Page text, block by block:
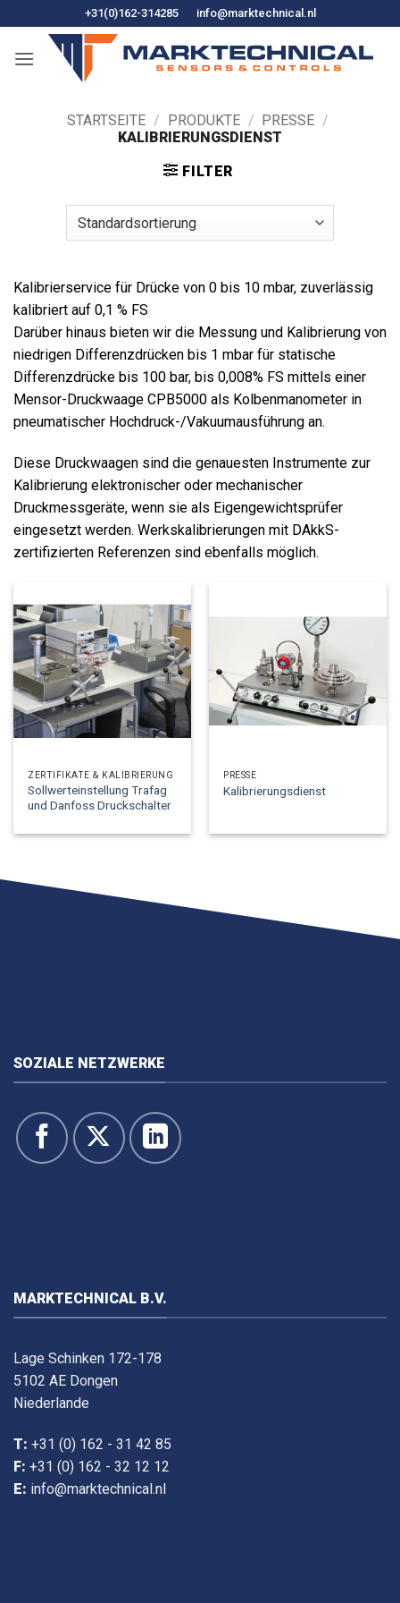
Inhalt
springen
+31(0)162-314285 info@marktechnical.nl
STARTSEITE / PRODUKTE / PRESSE /
KALIBRIERUNGSDIENST
FILTER
Kalibrierservice für Drücke von 0 bis 10 mbar, zuverlässig
kalibriert auf 0,1 % FS
Darüber hinaus bieten wir die Messung und Kalibrierung von
niedrigen Differenzdrücken bis 1 mbar für statische
Differenzdrücke bis 100 bar, bis 0,008% FS mittels einer
Mensor-Druckwaage CPB5000 als Kolbenmanometer in
pneumatischer Hochdruck-/Vakuumausführung an.
Diese Druckwaagen sind die genauesten Instrumente zur
Kalibrierung elektronischer oder mechanischer
Druckmessgeräte, wenn sie als Eigengewichtsprüfer
eingesetzt werden. Werkskalibrierungen mit DAkkS-
zertifizierten Referenzen sind ebenfalls möglich.
ZERTIFIKATE & KALIBRIERUNG
Sollwerteinstellung Trafag
und Danfoss Druckschalter
PRESSE
Kalibrierungsdienst
SOZIALE NETZWERKE
MARKTECHNICAL B.V.
Lage Schinken 172-178
5102 AE Dongen
Niederlande
T: +31 (0) 162 - 31 42 85
F: +31 (0) 162 - 32 12 12
E: info@marktechnical.nl